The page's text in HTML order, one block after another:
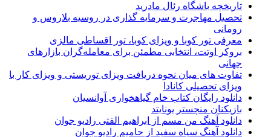
تاریخچه باشگاه رئال مادرید
تحصیل مهاجرت و سرمایه گذاری در روسیه بلاروس و
رومانی
معرفی تور کوبا و ویزای کوبا، تور اقساطی مالزی
بروکر اوتت، انتخابی مطمئن برای معامله‌گران بازارهای
جهانی
تفاوت های میان نحوه دریافت ویزای توریستی و ویزای کار با
ویزای تحصیلی کانادا
دانلود رایگان کتاب خام گیاهخواری آوانسیان
بازیکنان منچستر یونایتد
دانلود آهنگ من مسم از ابراهیم الفتی رادیو جوان
دانلود آهنگ سیاه سفید از حامیم رادیو جوان